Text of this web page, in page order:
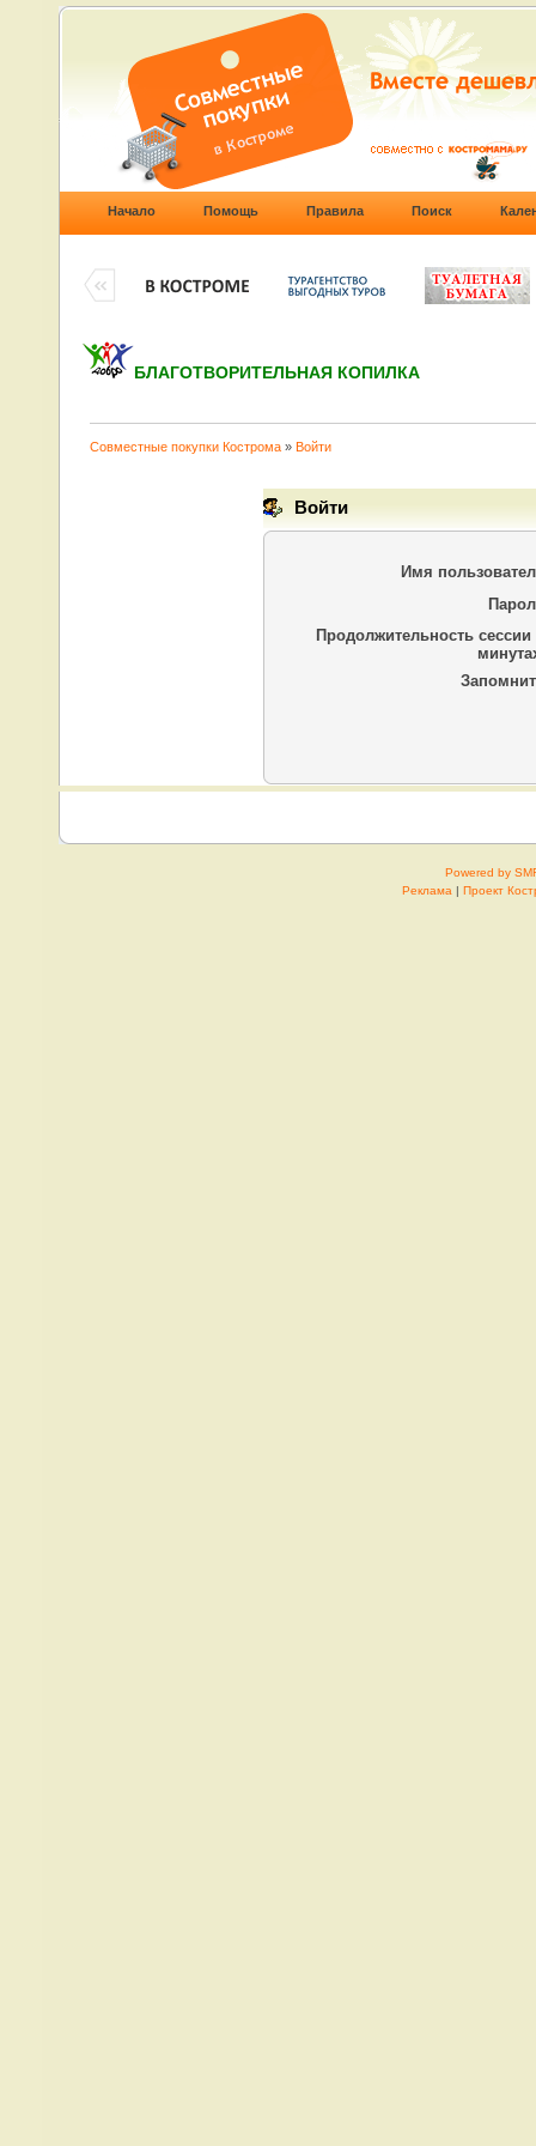
Начало Помощь Правила Поиск
БЛАГОТВОРИТЕЛЬНАЯ КОПИЛКА
Совместные покупки Кострома »Войти
Войти
Имя
Продолжительность сессии
Powered by
Реклама | Проект